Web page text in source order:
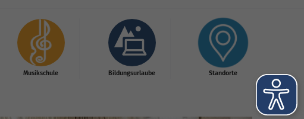
Musikschule Bildungsurlaube Standorte